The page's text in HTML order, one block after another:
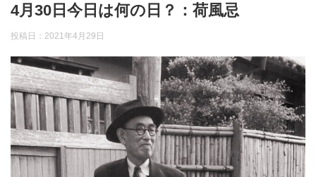
4月30日今日は何の日？：荷風忌
投稿日： 2021年4月29日